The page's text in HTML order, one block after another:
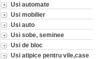
Usi automate
Usi mobilier
Usi auto
Usi sobe, seminee
Usi de bloc
Usi atipice pentru vile,case